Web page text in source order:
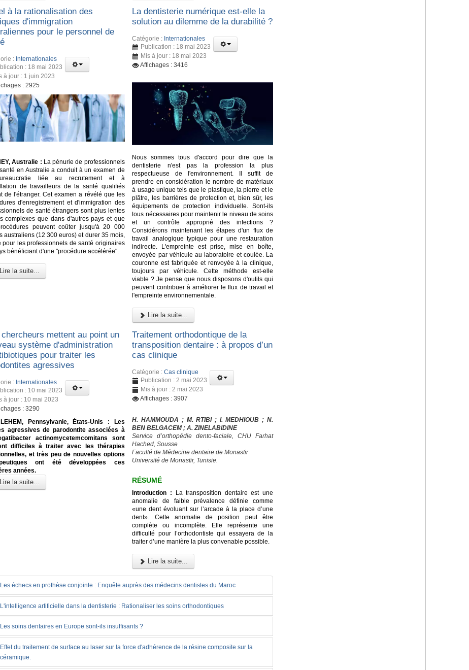
à la rationalisation des
d'immigration
pour le personnel de
: Internationales
: 18 mai 2023
à jour : 1 juin 2023
: 2925
Australie : La pénurie de professionnels
en Australie a conduit à un examen de
liée au recrutement et à
de travailleurs de la santé qualifiés
de l'étranger. Cet examen a révélé que les
d'enregistrement et d'immigration des
de santé étrangers sont plus lentes
complexes que dans d'autres pays et que
peuvent coûter jusqu'à 20 000
australiens (12 300 euros) et durer 35 mois,
pour les professionnels de santé originaires
bénéficiant d'une "procédure accélérée".
Lire la suite...
La dentisterie numérique est-elle la
solution au dilemme de la durabilité ?
Catégorie : Internationales
Publication : 18 mai 2023
Mis à jour : 18 mai 2023
Affichages : 3416
Nous sommes tous d'accord pour dire que la
dentisterie n'est pas la profession la plus
respectueuse de l'environnement. Il suffit de
prendre en considération le nombre de matériaux
à usage unique tels que le plastique, la pierre et le
plâtre, les barrières de protection et, bien sûr, les
équipements de protection individuelle. Sont-ils
tous nécessaires pour maintenir le niveau de soins
et un contrôle approprié des infections ?
Considérons maintenant les étapes d'un flux de
travail analogique typique pour une restauration
indirecte. L'empreinte est prise, mise en boîte,
envoyée par véhicule au laboratoire et coulée. La
couronne est fabriquée et renvoyée à la clinique,
toujours par véhicule. Cette méthode est-elle
viable ? Je pense que nous disposons d'outils qui
peuvent contribuer à améliorer le flux de travail et
l'empreinte environnementale.
Lire la suite...
mettent au point un
système d'administration
pour traiter les
agressives
: Internationales
: 10 mai 2023
à jour : 10 mai 2023
: 3290
Pennsylvanie, États-Unis : Les
agressives de parodontite associées à
actinomycetemcomitans sont
difficiles à traiter avec les thérapies
et très peu de nouvelles options
ont été développées ces
années.
Lire la suite...
Traitement orthodontique de la
transposition dentaire : à propos d’un
cas clinique
Catégorie :Cas clinique
Publication : 2 mai 2023
Mis à jour : 2 mai 2023
Affichages : 3907
H. HAMMOUDA ; M. RTIBI ; I. MEDHIOUB ; N.
BEN BELGACEM ; A. ZINELABIDINE
Service d’orthopédie dento-faciale, CHU Farhat
Hached, Sousse
Faculté de Médecine dentaire de Monastir
Université de Monastir, Tunisie.
RÉSUMÉ
Introduction : La transposition dentaire est une
anomalie de faible prévalence définie comme
«une dent évoluant sur l’arcade à la place d’une
dent». Cette anomalie de position peut être
complète ou incomplète. Elle représente une
difficulté pour l’orthodontiste qui essayera de la
traiter d’une manière la plus convenable possible.
Lire la suite...
Les échecs en prothèse conjointe : Enquête auprès des médecins dentistes du Maroc
L'intelligence artificielle dans la dentisterie : Rationaliser les soins orthodontiques
Les soins dentaires en Europe sont-ils insuffisants ?
Effet du traitement de surface au laser sur la force d'adhérence de la résine composite sur la
céramique.